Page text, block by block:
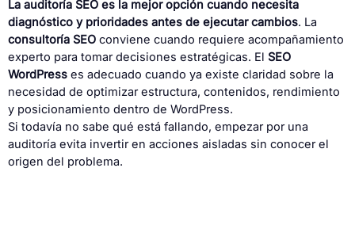
La auditoría SEO es la mejor opción cuando necesita
diagnóstico y prioridades antes de ejecutar cambios. La
consultoría SEO conviene cuando requiere acompañamiento
experto para tomar decisiones estratégicas. El SEO
WordPress es adecuado cuando ya existe claridad sobre la
necesidad de optimizar estructura, contenidos, rendimiento
y posicionamiento dentro de WordPress.
Si todavía no sabe qué está fallando, empezar por una
auditoría evita invertir en acciones aisladas sin conocer el
origen del problema.